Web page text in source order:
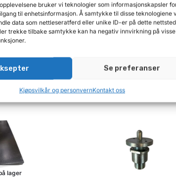
bruker vi teknologier som informasjonskapsler
til enhetsinformasjon. Å samtykke til disse teknologiene
data som nettleseratferd eller unike ID-er på dette
trekke tilbake samtykke kan ha negativ innvirkning på visse
Se preferanser
Kjøpsvilkår og personvernKontakt oss
som kan flyttes og låses. Universal
S1 og S1h. Betjenes ved å rotere aksling
lager